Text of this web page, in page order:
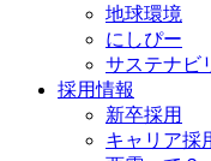
地球環境
にしぴー
サステナビ
採用情報
新卒採用
キャリア採